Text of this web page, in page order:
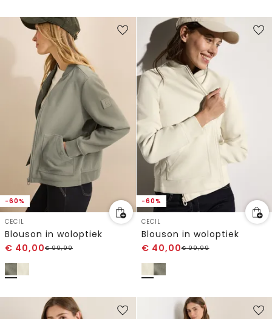
-60%
CECIL
Blouson in woloptiek
€ 40,00€99,99
-60%
CECIL
Blouson in woloptiek
€ 40,00€99,99